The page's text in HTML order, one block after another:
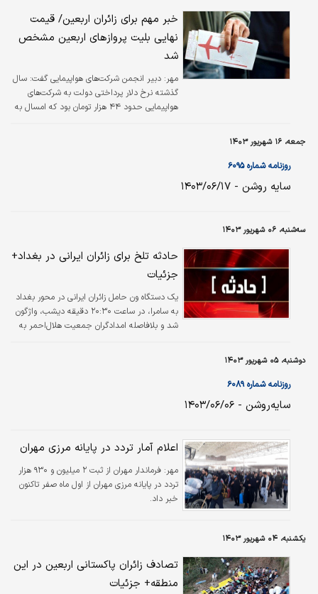
خبر مهم برای زائران اربعین/ قیمت
نهایی بلیت پروازهای اربعین مشخص
شد
مهر: دبیر انجمن شرکت‌های هواپیمایی گفت: سال
گذشته نرخ دلار پرداختی دولت به شرکت‌های
هواپیمایی حدود ۴۴ هزار تومان بود که امسال به
جمعه، ۱۶ شهریور ۱۴۰۳
روزنامه شماره ۶۰۹۵
سایه روشن - ۱۴۰۳/۰۶/۱۷
سه‌شنبه، ۰۶ شهریور ۱۴۰۳
حادثه تلخ برای زائران ایرانی در بغداد+
جزئیات
یک دستگاه ون حامل زائران ایرانی در محور بغداد
به سامرا، در ساعت ۲۰:۳۰ دقیقه دیشب، واژگون
شد و بلافاصله امدادگران جمعیت هلال‌احمر به
دوشنبه، ۰۵ شهریور ۱۴۰۳
روزنامه شماره ۶۰۸۹
سایه‌روشن - ۱۴۰۳/۰۶/۰۶
اعلام آمار تردد در پایانه مرزی مهران
مهر:
فرماندار مهران از ثبت ۲ میلیون و ۹۳۰ هزار
تردد در پایانه مرزی مهران از اول ماه صفر تاکنون
خبر داد.
یکشنبه، ۰۴ شهریور ۱۴۰۳
تصادف زائران پاکستانی اربعین در این
منطقه+ جزئیات